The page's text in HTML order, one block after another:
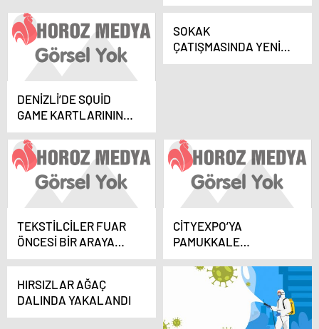
HARİKA BİR GÜN
DENİZLİ’DE SQUİD
GAME KARTLARININ
SIRRI ÇÖZÜLDÜ
SOKAK
ÇATIŞMASINDA YENİ
GELİŞME
TEKSTİLCİLER FUAR
ÖNCESİ BİR ARAYA
GELDİ
CİTYEXPO’YA
PAMUKKALE
BELEDİYESİ DAMGASI
HIRSIZLAR AĞAÇ
DALINDA YAKALANDI